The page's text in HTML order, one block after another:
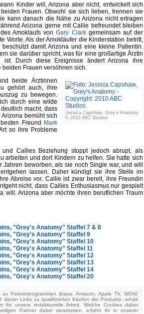
Kinder will, Arizona aber nicht, entwickelt sich
Frauen. Obwohl sie sich lieben, trennen sie
kann danach die Nähe zu Arizona nicht ertragen
Arizona gerne mit Callie befreundet bleiben
Amoklaufs vonGary Clarkgemeinsam auf der
Worte. Als der Amokläufer die Kinderstation betritt,
damit Arizona und eine kleine Patientin.
sie darüber spricht, was für eine großartige Ärztin
ist. Durch diese Ereignisse ändert Arizona ihre
Frauen versöhnen sich.
Jessica Capshaw, Grey's Anatomy
© 2010 ABC Studios
beide Ärztinnen
gehört auch, ihre
zu bewegen.
durch eine wilde
macht, dass
bemüht sich
Freund
Mark
so ihre Probleme
Callies Beziehung stoppt jedoch abrupt, als
arbeiten und dort Kindern zu helfen. Sie hatte sich
beworben, als sie noch Single war, und will
lassen. Daher kündigt sie ihre Stelle im
Abreise vor. Callie ist zwar bereit, ihre Freundin
nicht, dass Callies Enthusiasmus nur gespielt
will. Arizona aber möchte ihren beruflichen Traum
"Grey's Anatomy" Staffel 7 & 8
"Grey's Anatomy" Staffel 9
"Grey's Anatomy" Staffel 10
"Grey's Anatomy" Staffel 11
"Grey's Anatomy" Staffel 12
"Grey's Anatomy" Staffel 13
"Grey's Anatomy" Staffel 14
"Grey's Anatomy" Staffel 20
Partnerprogrammen (bspw. Amazon, Apple TV, WOW,
dieser Links zu qualifizierten Käufen der Produkte, erhält
ihr unsere redaktionelle Arbeit. Welche Cookies dabei
Partner dabei verarbeiten, erfahrt ihr in unserer